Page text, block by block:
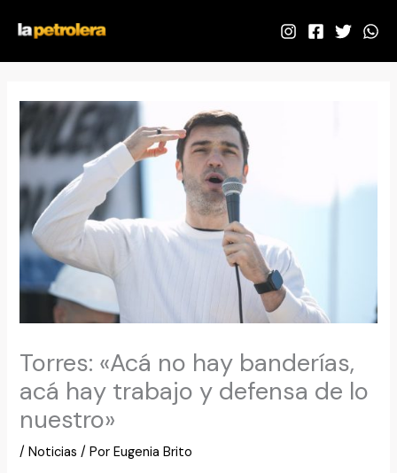
contenido
Torres: «Acá no hay banderías,
acá hay trabajo y defensa de lo
nuestro»
/Noticias / PorEugenia Brito